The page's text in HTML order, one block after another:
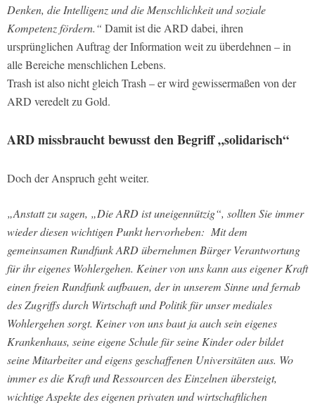
Denken, die Intelligenz und die Menschlichkeit und soziale
Kompetenz fördern.“ Damit ist die ARD dabei, ihren
ursprünglichen Auftrag der Information weit zu überdehnen – in
alle Bereiche menschlichen Lebens.
Trash ist also nicht gleich Trash – er wird gewissermaßen von der
ARD veredelt zu Gold.
ARD missbraucht bewusst den Begriff „solidarisch“
Doch der Anspruch geht weiter.
„Anstatt zu sagen, „Die ARD ist uneigennützig“, sollten Sie immer
wieder diesen wichtigen Punkt hervorheben: Mit dem
gemeinsamen Rundfunk ARD übernehmen Bürger Verantwortung
für ihr eigenes Wohlergehen. Keiner von uns kann aus eigener Kraft
einen freien Rundfunk aufbauen, der in unserem Sinne und fernab
des Zugriffs durch Wirtschaft und Politik für unser mediales
Wohlergehen sorgt. Keiner von uns baut ja auch sein eigenes
Krankenhaus, seine eigene Schule für seine Kinder oder bildet
seine Mitarbeiter and eigens geschaffenen Universitäten aus. Wo
immer es die Kraft und Ressourcen des Einzelnen übersteigt,
wichtige Aspekte des eigenen privaten und wirtschaftlichen